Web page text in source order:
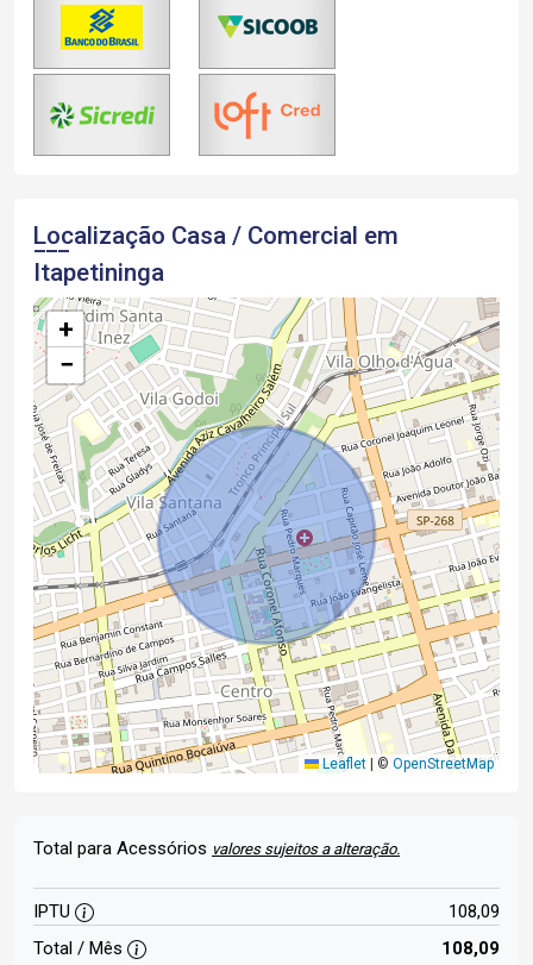
Localização Casa / Comercial em
Itapetininga
+
−
Leaflet | © OpenStreetMap
Total para Acessórios valores sujeitos a alteração.
IPTU
108,09
Total / Mês
108,09